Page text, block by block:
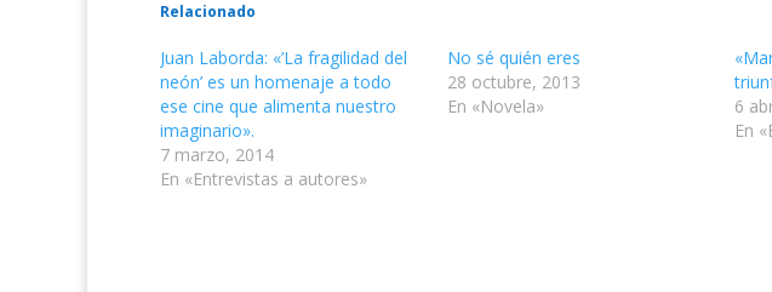
Relacionado
Juan Laborda: «’La fragilidad del
neón’ es un homenaje a todo
ese cine que alimenta nuestro
imaginario».
7 marzo, 2014
En «Entrevistas a autores»
No sé quién eres
28 octubre, 2013
En «Novela»
6
En